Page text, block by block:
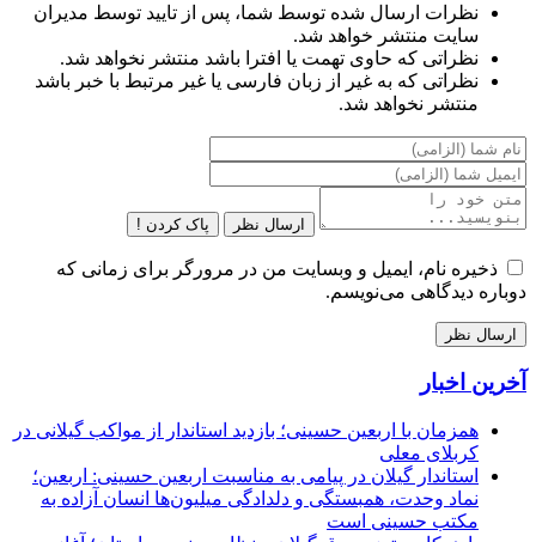
نظرات ارسال شده توسط شما، پس از تایید توسط مدیران
سایت منتشر خواهد شد.
نظراتی که حاوی تهمت یا افترا باشد منتشر نخواهد شد.
نظراتی که به غیر از زبان فارسی یا غیر مرتبط با خبر باشد
منتشر نخواهد شد.
ارسال نظر پاک کردن !
ذخیره نام، ایمیل و وبسایت من در مرورگر برای زمانی که
دوباره دیدگاهی می‌نویسم.
آخرین اخبار
همزمان با اربعین حسینی؛ بازدید استاندار از مواکب گیلانی در
کربلای معلی
استاندار گیلان در پیامی به مناسبت اربعین حسینی: اربعین؛
نماد وحدت، همبستگی و دلدادگی میلیون‌ها انسان آزاده به
مکتب حسینی است